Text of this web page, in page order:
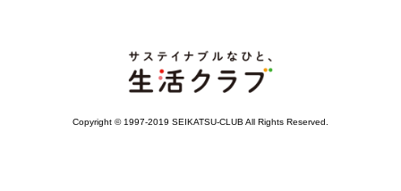
Copyright © 1997-2019 SEIKATSU-CLUB All Rights Reserved.